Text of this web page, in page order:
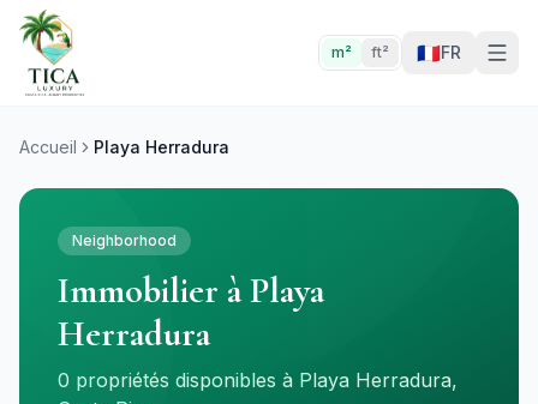
m² ft² 🇫🇷FR
Accueil Playa Herradura
Neighborhood
Immobilier à Playa
Herradura
0 propriétés disponibles à Playa Herradura,